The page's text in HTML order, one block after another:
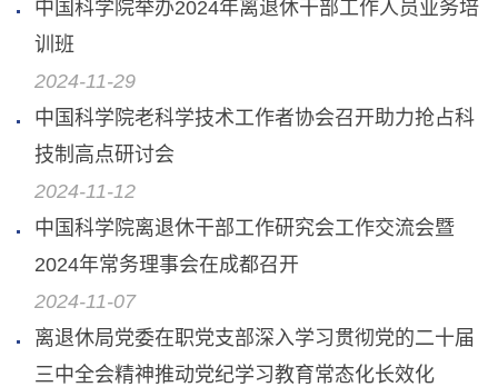
中国科学院举办2024年离退休干部工作人员业务培
训班
2024-11-29
中国科学院老科学技术工作者协会召开助力抢占科
技制高点研讨会
2024-11-12
中国科学院离退休干部工作研究会工作交流会暨
2024年常务理事会在成都召开
2024-11-07
离退休局党委在职党支部深入学习贯彻党的二十届
三中全会精神推动党纪学习教育常态化长效化